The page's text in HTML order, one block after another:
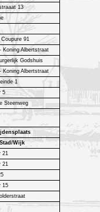
13
91
Koning Albertstraat
Godshuis
Koning Albertstraat
1
5
Steenweg
Wijk
21
21
15